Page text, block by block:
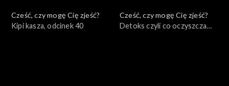
Cześć, czy mogę Cię zjeść?
Kipi kasza, odcinek 40
Cześć, czy mogę Cię zjeść?
Detoks czyli co oczyszcza